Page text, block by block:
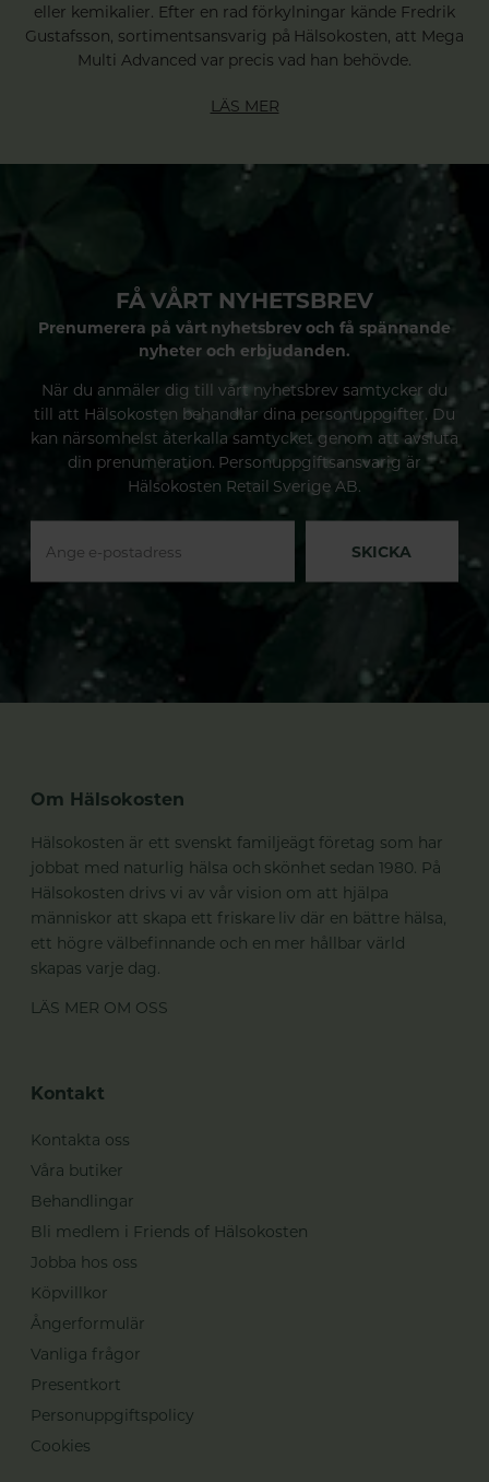
eller kemikalier. Efter en rad förkylningar kände Fredrik
Gustafsson, sortimentsansvarig på Hälsokosten, att Mega
Multi Advanced var precis vad han behövde.
LÄS MER
FÅ VÅRT NYHETSBREV
Prenumerera på vårt nyhetsbrev och få spännande
nyheter och erbjudanden.
När du anmäler dig till vårt nyhetsbrev samtycker du
till att Hälsokosten behandlar dina personuppgifter. Du
kan närsomhelst återkalla samtycket genom att avsluta
din prenumeration. Personuppgiftsansvarig är
Hälsokosten Retail Sverige AB.
SKICKA
Om Hälsokosten
Hälsokosten är ett svenskt familjeägt företag som har
jobbat med naturlig hälsa och skönhet sedan 1980. På
Hälsokosten drivs vi av vår vision om att hjälpa
människor att skapa ett friskare liv där en bättre hälsa,
ett högre välbefinnande och en mer hållbar värld
skapas varje dag.
LÄS MER OM OSS
Kontakt
Kontakta oss
Våra butiker
Behandlingar
Bli medlem i Friends of Hälsokosten
Jobba hos oss
Köpvillkor
Ångerformulär
Vanliga frågor
Presentkort
Personuppgiftspolicy
Cookies